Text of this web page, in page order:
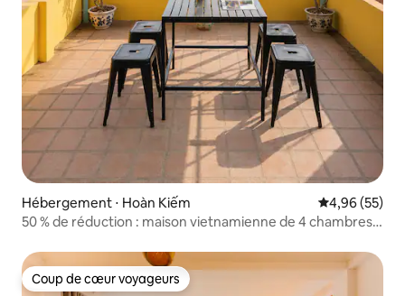
Hébergement ⋅ Hoàn Kiếm Évaluation
4,96 (55)
50 % de réduction : maison vietnamienne de 4 chambres
Coup de cœur voyageurs
Coup de cœur voyageurs